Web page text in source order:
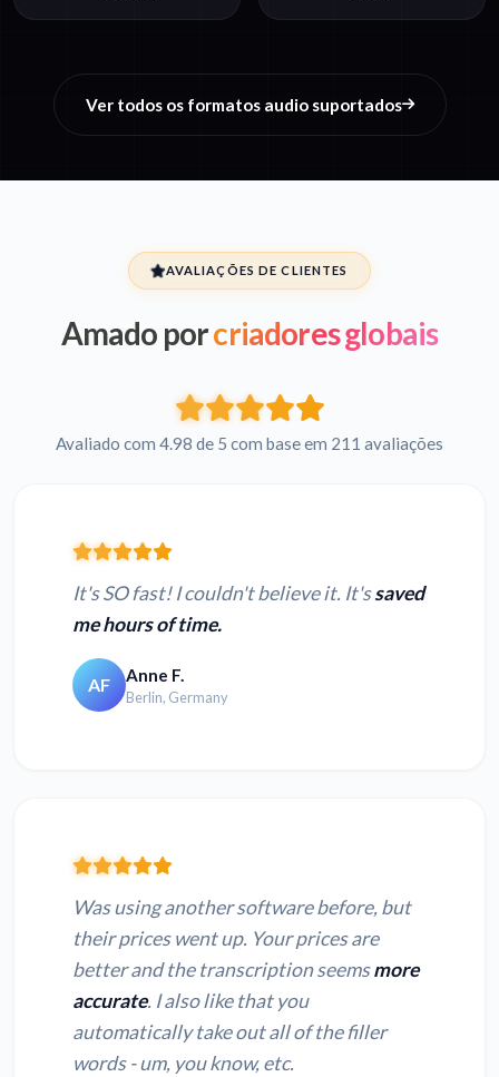
Ver todos os formatos audio suportados
AVALIAÇÕES DE CLIENTES
Amado porcriadores globais
Avaliado com 4.98 de 5 com base em 211 avaliações
It's SO fast! I couldn't believe it. It'ssaved
me hours of time.
AF Anne F.
Berlin, Germany
Was using another software before, but
their prices went up. Your prices are
better and the transcription seemsmore
accurate. I also like that you
automatically take out all of the filler
words - um, you know, etc.